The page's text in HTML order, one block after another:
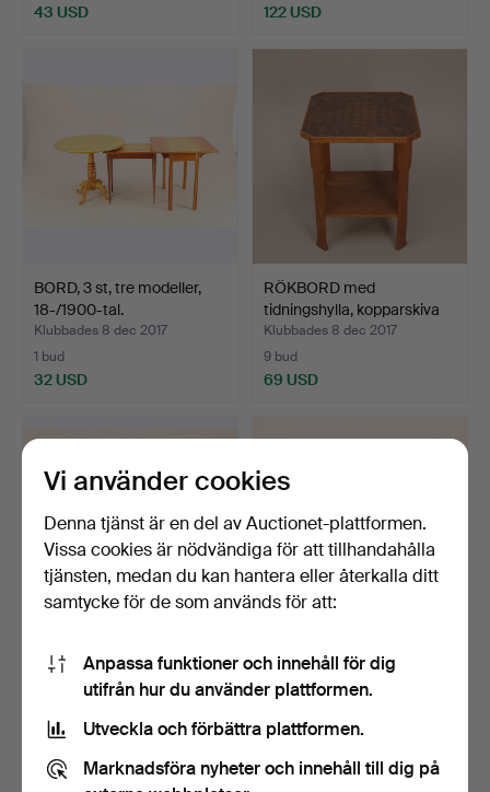
43 USD 122 USD
BORD, 3 st, tre modeller,
18-/1900-tal.
Klubbades 8 dec 2017
1 bud
32 USD
RÖKBORD med
tidningshylla, kopparskiva
med…
Klubbades 8 dec 2017
9 bud
69 USD
SPELBORD,
mahognyfärgad,
nyrenässans, back…
Klubbades 8 dec 2017
2 bud
SKRIVBORD med uppsats,
mahogny, nyrokokost…
Klubbades 8 dec 2017
2 bud
Vi använder cookies
Denna tjänst är en del av Auctionet-plattformen.
Vissa cookies är nödvändiga för att tillhandahålla
tjänsten, medan du kan hantera eller återkalla ditt
samtycke för de som används för att:
Anpassa funktioner och innehåll för dig
utifrån hur du använder plattformen.
Utveckla och förbättra plattformen.
Marknadsföra nyheter och innehåll till dig på